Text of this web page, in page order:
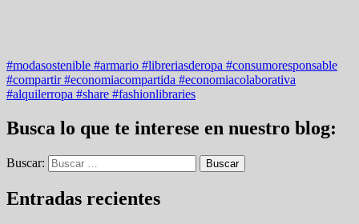
#modasostenible #armario #libreriasderopa #consumoresponsable
#compartir #economiacompartida #economiacolaborativa
#alquilerropa #share #fashionlibraries
Busca lo que te interese en nuestro blog:
Buscar:
Entradas recientes